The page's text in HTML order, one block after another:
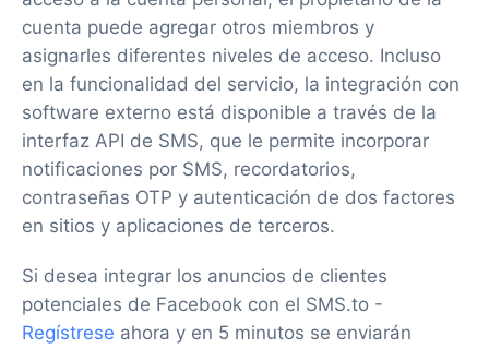
cuenta puede agregar otros miembros y
asignarles diferentes niveles de acceso. Incluso
en la funcionalidad del servicio, la integración con
software externo está disponible a través de la
interfaz API de SMS, que le permite incorporar
notificaciones por SMS, recordatorios,
contraseñas OTP y autenticación de dos factores
en sitios y aplicaciones de terceros.
Si desea integrar los anuncios de clientes
potenciales de Facebook con el SMS.to -
Regístrese ahora y en 5 minutos se enviarán